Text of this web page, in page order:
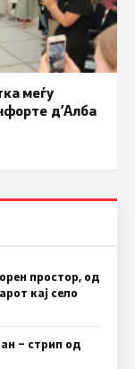
меѓу
д’Алба
простор, од
кај село
– стрип од